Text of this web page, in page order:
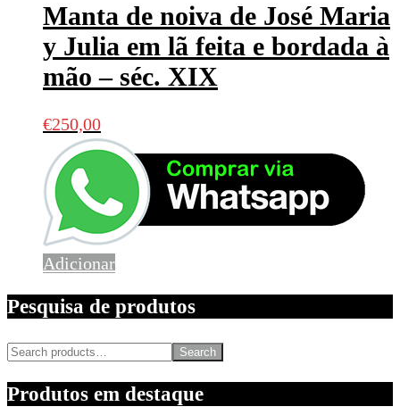
Manta de noiva de José Maria
y Julia em lã feita e bordada à
mão – séc. XIX
€250,00
Adicionar
Pesquisa de produtos
Search
Produtos em destaque